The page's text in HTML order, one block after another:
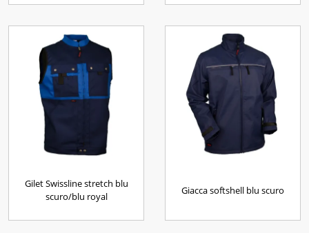
Gilet Swissline stretch blu
scuro/blu royal
Giacca softshell blu scuro